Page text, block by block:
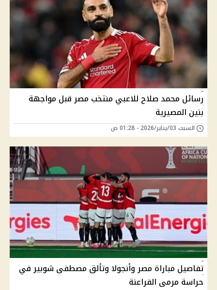
رسائل محمد صلاح للاعبي منتخب مصر قبل مواجهة
بنين المصيرية
السبت 03/يناير/2026 - 01:28 ص
تفاصيل مباراة مصر وأنجولا وتألق مصطفى شوبير في
حراسة مرمى الفراعنة